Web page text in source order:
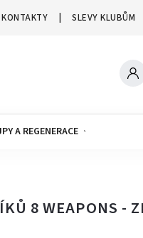
KONTAKTY SLEVY KLUBŮM
A REGENERACE
8 WEAPONS -